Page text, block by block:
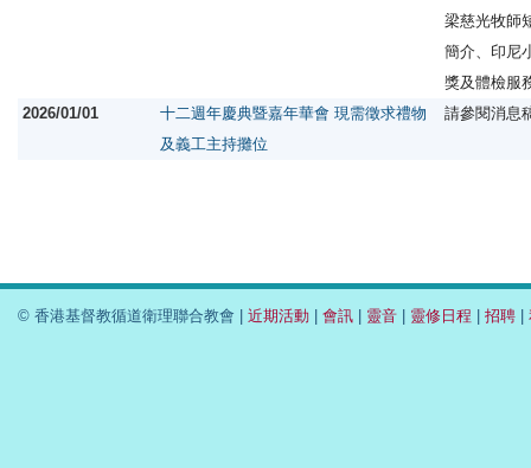
梁慈光牧師
簡介、印尼
獎及體檢服
2026/01/01
十二週年慶典暨嘉年華會 現需徵求禮物
及義工主持攤位
請參閱消息
© 香港基督教循道衛理聯合教會 | 近期活動 | 會訊 | 靈音 | 靈修日程 | 招聘 |